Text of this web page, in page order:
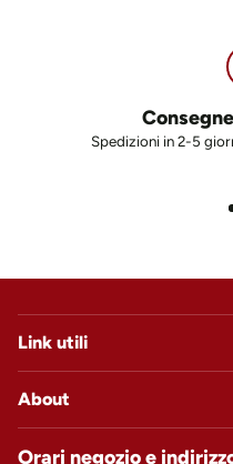
Spedizioni in 2-5
Link utili
About
Orari negozio e